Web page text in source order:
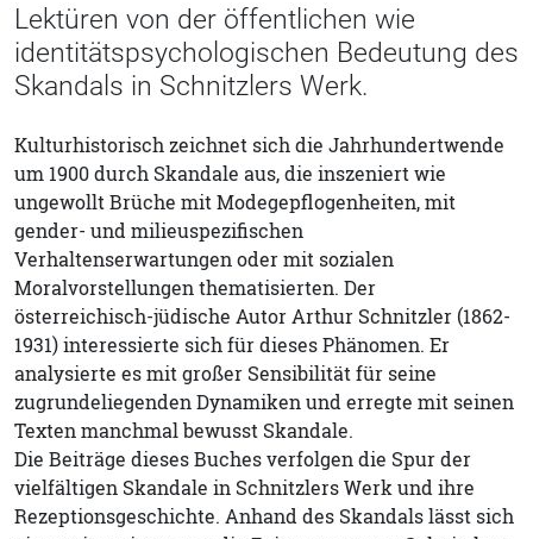
Lektüren von der öffentlichen wie
identitätspsychologischen Bedeutung des
Skandals in Schnitzlers Werk.
Kulturhistorisch zeichnet sich die Jahrhundertwende
um 1900 durch Skandale aus, die inszeniert wie
ungewollt Brüche mit Modegepflogenheiten, mit
gender- und milieuspezifischen
Verhaltenserwartungen oder mit sozialen
Moralvorstellungen thematisierten. Der
österreichisch-jüdische Autor Arthur Schnitzler (1862-
1931) interessierte sich für dieses Phänomen. Er
analysierte es mit großer Sensibilität für seine
zugrundeliegenden Dynamiken und erregte mit seinen
Texten manchmal bewusst Skandale.
Die Beiträge dieses Buches verfolgen die Spur der
vielfältigen Skandale in Schnitzlers Werk und ihre
Rezeptionsgeschichte. Anhand des Skandals lässt sich